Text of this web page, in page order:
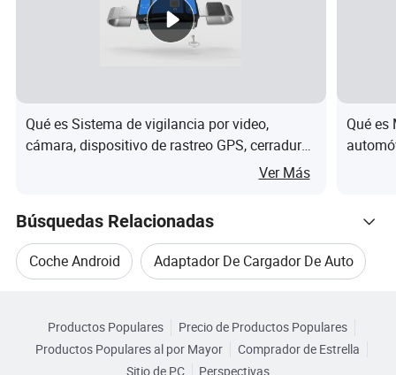
5V 1A
salida
Frecuencia WIFI
Admite 2,4G 5,0G de doble banda,
ancho de banda 20/40MHz
con Wi-Fi
Especificación
de antena
Antena integrada
Bluetooth
5
Qué es Sistema de vigilancia por video,
cámara, dispositivo de rastreo GPS, cerradura
Ver Más
Qué
Búsquedas Relacionadas
Coche Android Adaptador De Cargador De Auto
Adaptador De Motocicleta Gps De Android Auto
Navegar por Categorías
Productos Populares
Precio de Productos Populares
Productos Populares al por Mayor
Comprador de Estrella
Sitio de PC
Perspectivas